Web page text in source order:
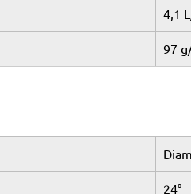
4,1
97
24°